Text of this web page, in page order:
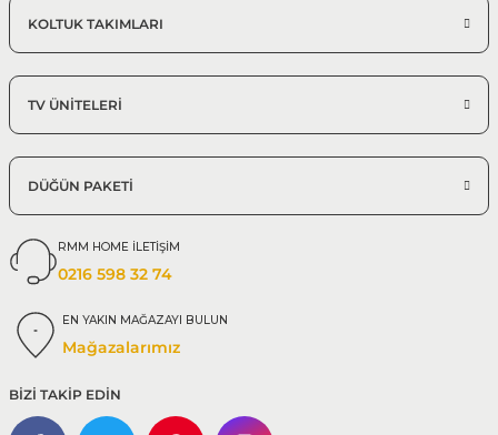
KOLTUK TAKIMLARI
TV ÜNİTELERİ
DÜĞÜN PAKETİ
RMM HOME İLETİŞİM
0216 598 32 74
EN YAKIN MAĞAZAYI BULUN
Mağazalarımız
BİZİ TAKİP EDİN